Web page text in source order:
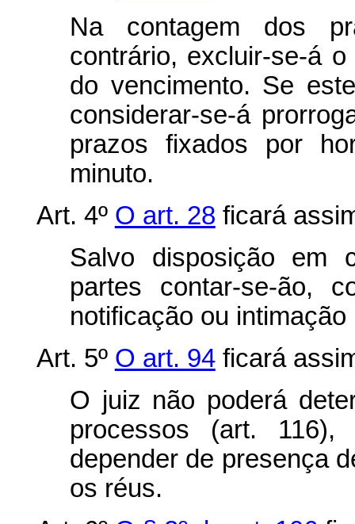
Na contagem dos
contrário, excluir-se-á
do vencimento. Se
considerar-se-á
prazos fixados por
minuto.
Art. 4º O art. 28 ficará
Salvo disposição em
partes contar-se-ão,
notificação ou
Art. 5º O art. 94ficará
O juiz não poderá
processos (art.
depender de presença
os réus.